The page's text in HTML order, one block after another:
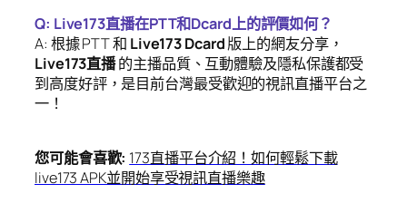
Q: Live173直播在PTT和Dcard上的評價如何？
A: 根據 PTT 和 Live173 Dcard版上的網友分享，
Live173直播的主播品質、互動體驗及隱私保護都受
到高度好評，是目前台灣最受歡迎的視訊直播平台之
一！
您可能會喜歡: 173直播平台介紹！如何輕鬆下載
live173 APK並開始享受視訊直播樂趣